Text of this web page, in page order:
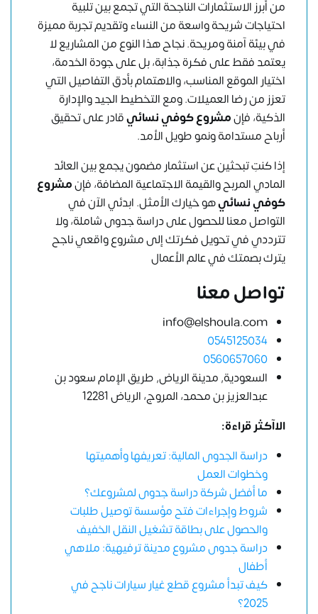
من أبرز الاستثمارات الناجحة التي تجمع بين تلبية
احتياجات شريحة واسعة من النساء وتقديم تجربة مميزة
في بيئة آمنة ومريحة. نجاح هذا النوع من المشاريع لا
يعتمد فقط على فكرة جذابة، بل على جودة الخدمة،
اختيار الموقع المناسب، والاهتمام بأدق التفاصيل التي
تعزز من رضا العميلات. ومع التخطيط الجيد والإدارة
الذكية، فإنمشروع كوفي نسائيقادر على تحقيق
أرباح مستدامة ونمو طويل الأمد.
إذا كنتِ تبحثين عن استثمار مضمون يجمع بين العائد
المادي المربح والقيمة الاجتماعية المضافة، فإنمشروع
كوفي نسائيهو خيارك الأمثل. ابدئي الآن في
التواصل معناللحصول على دراسة جدوى شاملة، ولا
تترددي في تحويل فكرتك إلى مشروع واقعي ناجح
يترك بصمتك في عالم الأعمال
تواصل معنا
info@elshoula.com
0545125034
0560657060
السعودية, مدينة الرياض, طريق الإمام سعود بن
عبدالعزيز بن محمد، المروج، الرياض 12281
الاآكثر قراءة:
دراسة الجدوى المالية: تعريفها وأهميتها
وخطوات العمل
ما أفضل شركة دراسة جدوى لمشروعك؟
شروط وإجراءات فتح مؤسسة توصيل طلبات
والحصول على بطاقة تشغيل النقل الخفيف
دراسة جدوى مشروع مدينة ترفيهية: ملاهي
أطفال
كيف تبدأ مشروع قطع غيار سيارات ناجح في
2025؟